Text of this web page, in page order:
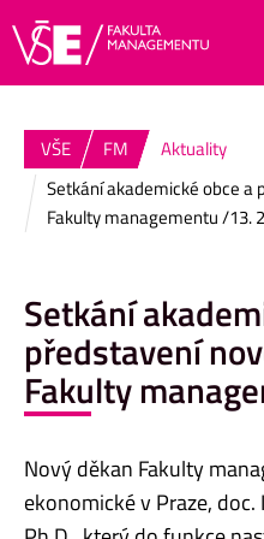
VŠE FM
Aktuality
Setkání akademické obce a
Fakulty managementu /13.
Setkání
představení
Fakulty
Nový děkan Fakulty
ekonomické v Praze,